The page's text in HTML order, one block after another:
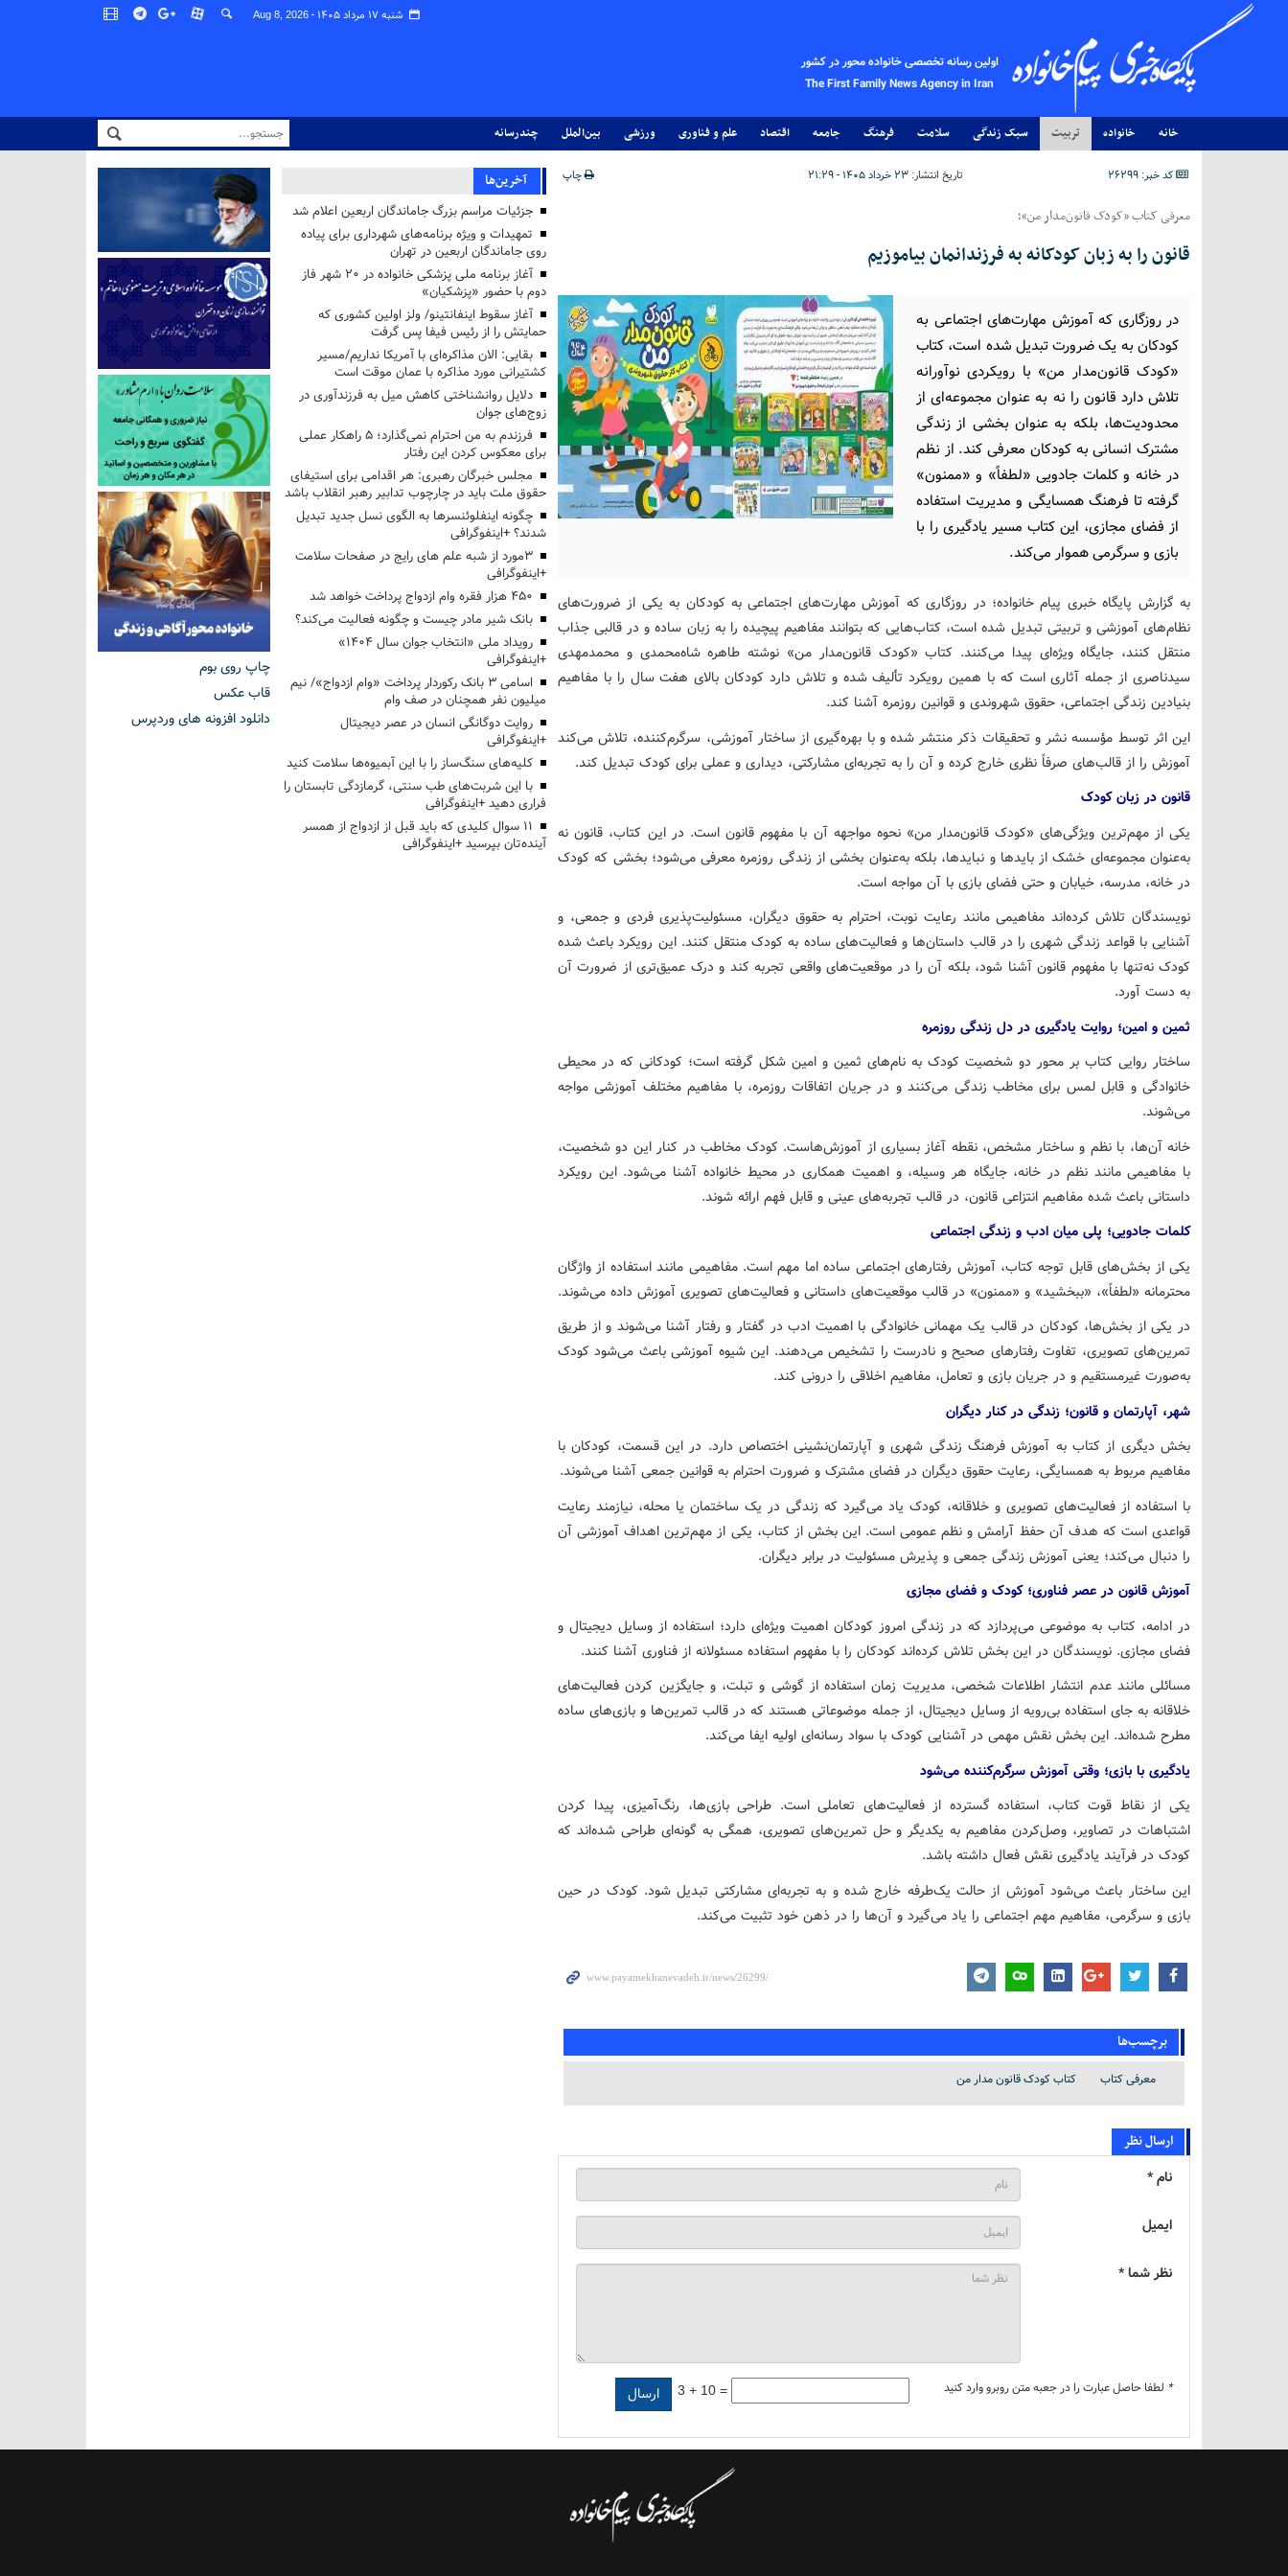
شنبه ۱۷ مرداد ۱۴۰۵ - Aug 8, 2026
اولین رسانه تخصصی خانواده محور در کشور
The First Family News Agency in Iran
خانه خانواده تربیت سبک زندگی سلامت فرهنگ جامعه اقتصاد علم و فناوری ورزشی بین‌الملل چندرسانه
کد خبر: 26299 تاریخ انتشار: ۲۳ خرداد ۱۴۰۵ - ۲۱:۲۹ چاپ
معرفی کتاب «کودک قانون‌مدار من»؛
قانون را به زبان کودکانه به فرزندانمان بیاموزیم
در روزگاری که آموزش مهارت‌های اجتماعی به
کودکان به یک ضرورت تبدیل شده است، کتاب
«کودک قانون‌مدار من» با رویکردی نوآورانه
تلاش دارد قانون را نه به عنوان مجموعه‌ای از
محدودیت‌ها، بلکه به عنوان بخشی از زندگی
مشترک انسانی به کودکان معرفی کند. از نظم
در خانه و کلمات جادویی «لطفاً» و «ممنون»
گرفته تا فرهنگ همسایگی و مدیریت استفاده
از فضای مجازی، این کتاب مسیر یادگیری را با
بازی و سرگرمی هموار می‌کند.
به گزارش پایگاه خبری پیام خانواده؛ در روزگاری که آموزش مهارت‌های اجتماعی به کودکان به یکی از ضرورت‌های
نظام‌های آموزشی و تربیتی تبدیل شده است، کتاب‌هایی که بتوانند مفاهیم پیچیده را به زبان ساده و در قالبی جذاب
منتقل کنند، جایگاه ویژه‌ای پیدا می‌کنند. کتاب «کودک قانون‌مدار من» نوشته طاهره شاه‌محمدی و محمدمهدی
سیدناصری از جمله آثاری است که با همین رویکرد تألیف شده و تلاش دارد کودکان بالای هفت سال را با مفاهیم
بنیادین زندگی اجتماعی، حقوق شهروندی و قوانین روزمره آشنا کند.
این اثر توسط مؤسسه نشر و تحقیقات ذکر منتشر شده و با بهره‌گیری از ساختار آموزشی، سرگرم‌کننده، تلاش می‌کند
آموزش را از قالب‌های صرفاً نظری خارج کرده و آن را به تجربه‌ای مشارکتی، دیداری و عملی برای کودک تبدیل کند.
قانون در زبان کودک
یکی از مهم‌ترین ویژگی‌های «کودک قانون‌مدار من» نحوه مواجهه آن با مفهوم قانون است. در این کتاب، قانون نه
به‌عنوان مجموعه‌ای خشک از بایدها و نبایدها، بلکه به‌عنوان بخشی از زندگی روزمره معرفی می‌شود؛ بخشی که کودک
در خانه، مدرسه، خیابان و حتی فضای بازی با آن مواجه است.
نویسندگان تلاش کرده‌اند مفاهیمی مانند رعایت نوبت، احترام به حقوق دیگران، مسئولیت‌پذیری فردی و جمعی، و
آشنایی با قواعد زندگی شهری را در قالب داستان‌ها و فعالیت‌های ساده به کودک منتقل کنند. این رویکرد باعث شده
کودک نه‌تنها با مفهوم قانون آشنا شود، بلکه آن را در موقعیت‌های واقعی تجربه کند و درک عمیق‌تری از ضرورت آن
به دست آورد.
ثمین و امین؛ روایت یادگیری در دل زندگی روزمره
ساختار روایی کتاب بر محور دو شخصیت کودک به نام‌های ثمین و امین شکل گرفته است؛ کودکانی که در محیطی
خانوادگی و قابل لمس برای مخاطب زندگی می‌کنند و در جریان اتفاقات روزمره، با مفاهیم مختلف آموزشی مواجه
می‌شوند.
خانه آن‌ها، با نظم و ساختار مشخص، نقطه آغاز بسیاری از آموزش‌هاست. کودک مخاطب در کنار این دو شخصیت،
با مفاهیمی مانند نظم در خانه، جایگاه هر وسیله، و اهمیت همکاری در محیط خانواده آشنا می‌شود. این رویکرد
داستانی باعث شده مفاهیم انتزاعی قانون، در قالب تجربه‌های عینی و قابل فهم ارائه شوند.
کلمات جادویی؛ پلی میان ادب و زندگی اجتماعی
یکی از بخش‌های قابل توجه کتاب، آموزش رفتارهای اجتماعی ساده اما مهم است. مفاهیمی مانند استفاده از واژگان
محترمانه «لطفاً»، «ببخشید» و «ممنون» در قالب موقعیت‌های داستانی و فعالیت‌های تصویری آموزش داده می‌شوند.
در یکی از بخش‌ها، کودکان در قالب یک مهمانی خانوادگی با اهمیت ادب در گفتار و رفتار آشنا می‌شوند و از طریق
تمرین‌های تصویری، تفاوت رفتارهای صحیح و نادرست را تشخیص می‌دهند. این شیوه آموزشی باعث می‌شود کودک
به‌صورت غیرمستقیم و در جریان بازی و تعامل، مفاهیم اخلاقی را درونی کند.
شهر، آپارتمان و قانون؛ زندگی در کنار دیگران
بخش دیگری از کتاب به آموزش فرهنگ زندگی شهری و آپارتمان‌نشینی اختصاص دارد. در این قسمت، کودکان با
مفاهیم مربوط به همسایگی، رعایت حقوق دیگران در فضای مشترک و ضرورت احترام به قوانین جمعی آشنا می‌شوند.
با استفاده از فعالیت‌های تصویری و خلاقانه، کودک یاد می‌گیرد که زندگی در یک ساختمان یا محله، نیازمند رعایت
قواعدی است که هدف آن حفظ آرامش و نظم عمومی است. این بخش از کتاب، یکی از مهم‌ترین اهداف آموزشی آن
را دنبال می‌کند؛ یعنی آموزش زندگی جمعی و پذیرش مسئولیت در برابر دیگران.
آموزش قانون در عصر فناوری؛ کودک و فضای مجازی
در ادامه، کتاب به موضوعی می‌پردازد که در زندگی امروز کودکان اهمیت ویژه‌ای دارد؛ استفاده از وسایل دیجیتال و
فضای مجازی. نویسندگان در این بخش تلاش کرده‌اند کودکان را با مفهوم استفاده مسئولانه از فناوری آشنا کنند.
مسائلی مانند عدم انتشار اطلاعات شخصی، مدیریت زمان استفاده از گوشی و تبلت، و جایگزین کردن فعالیت‌های
خلاقانه به جای استفاده بی‌رویه از وسایل دیجیتال، از جمله موضوعاتی هستند که در قالب تمرین‌ها و بازی‌های ساده
مطرح شده‌اند. این بخش نقش مهمی در آشنایی کودک با سواد رسانه‌ای اولیه ایفا می‌کند.
یادگیری با بازی؛ وقتی آموزش سرگرم‌کننده می‌شود
یکی از نقاط قوت کتاب، استفاده گسترده از فعالیت‌های تعاملی است. طراحی بازی‌ها، رنگ‌آمیزی، پیدا کردن
اشتباهات در تصاویر، وصل‌کردن مفاهیم به یکدیگر و حل تمرین‌های تصویری، همگی به گونه‌ای طراحی شده‌اند که
کودک در فرآیند یادگیری نقش فعال داشته باشد.
این ساختار باعث می‌شود آموزش از حالت یک‌طرفه خارج شده و به تجربه‌ای مشارکتی تبدیل شود. کودک در حین
بازی و سرگرمی، مفاهیم مهم اجتماعی را یاد می‌گیرد و آن‌ها را در ذهن خود تثبیت می‌کند.
برچسب‌ها
معرفی کتاب کتاب کودک قانون مدار من
ارسال نظر
نام *
ایمیل
نظر شما *
* لطفا حاصل عبارت را در جعبه متن روبرو وارد کنید 3 + 10 =
آخرین‌ها
جزئیات مراسم بزرگ جاماندگان اربعین اعلام شد
تمهیدات و ویژه برنامه‌های شهرداری برای پیاده
روی جاماندگان اربعین در تهران
آغاز برنامه ملی پزشکی خانواده در ۲۰ شهر فاز
دوم با حضور «پزشکیان»
آغاز سقوط اینفانتینو/ ولز اولین کشوری که
حمایتش را از رئیس فیفا پس گرفت
بقایی: الان مذاکره‌ای با آمریکا نداریم/مسیر
کشتیرانی مورد مذاکره با عمان موقت است
دلایل روانشناختی کاهش میل به فرزندآوری در
زوج‌های جوان
فرزندم به من احترام نمی‌گذارد؛ ۵ راهکار عملی
برای معکوس کردن این رفتار
مجلس خبرگان رهبری: هر اقدامی برای استیفای
حقوق ملت باید در چارچوب تدابیر رهبر انقلاب باشد
چگونه اینفلوئنسرها به الگوی نسل جدید تبدیل
شدند؟ +اینفوگرافی
3مورد از شبه علم های رایج در صفحات سلامت
+اینفوگرافی
۴۵۰ هزار فقره وام ازدواج پرداخت خواهد شد
بانک شیر مادر چیست و چگونه فعالیت می‌کند؟
رویداد ملی «انتخاب جوان سال ۱۴۰۴»
+اینفوگرافی
اسامی ۳ بانک رکوردار پرداخت «وام ازدواج»/ نیم
میلیون نفر همچنان در صف وام
روایت دوگانگی انسان در عصر دیجیتال
+اینفوگرافی
کلیه‌های سنگ‌ساز را با این آبمیوه‌ها سلامت کنید
با این شربت‌های طب سنتی، گرمازدگی تابستان را
فراری دهید +اینفوگرافی
۱۱ سوال کلیدی که باید قبل از ازدواج از همسر
آینده‌تان بپرسید +اینفوگرافی
چاپ روی بوم
قاب عکس
دانلود افزونه های وردپرس